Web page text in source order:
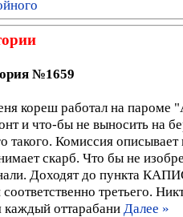
№1659
кореш работал на пароме
и что-бы не выносить на
такого. Комиссия
скарб. Что бы не
Доходят до пункта
соответственно третьего.
каждый оттарабани Далее »